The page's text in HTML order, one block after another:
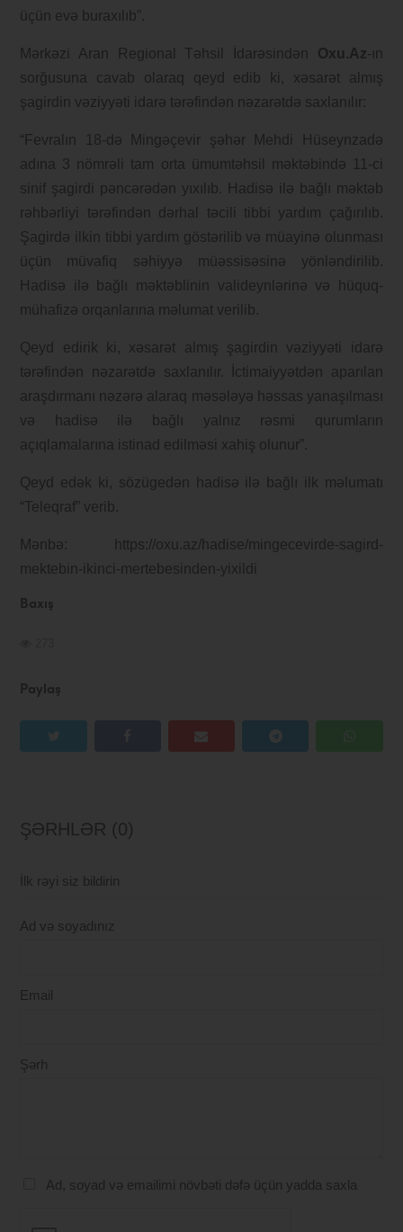
Baxış
Paylaş
üçün evə buraxılıb”.
Mərkəzi Aran Regional Təhsil İdarəsindən Oxu.Az-ın
sorğusuna cavab olaraq qeyd edib ki,
xəsarət almış
şagirdin vəziyyəti idarə tərəfindən nəzarətdə saxlanılır:
“Fevralın 18-də Mingəçevir şəhər Mehdi Hüseynzadə
adına 3 nömrəli tam orta ümumtəhsil məktəbində 11-ci
sinif şagirdi pəncərədən yıxılıb. Hadisə ilə bağlı məktəb
rəhbərliyi tərəfindən dərhal təcili tibbi yardım çağırılıb.
Şagirdə ilkin tibbi yardım göstərilib və müayinə olunması
üçün müvafiq səhiyyə müəssisəsinə yönləndirilib.
Hadisə ilə bağlı məktəblinin valideynlərinə və hüquq-
mühafizə orqanlarına məlumat verilib.
Qeyd edirik ki, xəsarət almış şagirdin vəziyyəti idarə
tərəfindən nəzarətdə saxlanılır. İctimaiyyətdən aparılan
araşdırmanı nəzərə alaraq məsələyə həssas yanaşılması
və hadisə ilə bağlı yalnız rəsmi qurumların
açıqlamalarına istinad edilməsi xahiş olunur”.
Qeyd edək ki, sözügedən hadisə ilə bağlı ilk məlumatı
“Teleqraf” verib.
Mənbə: https://oxu.az/hadise/mingecevirde-sagird-
mektebin-ikinci-mertebesinden-yixildi
ŞƏRHLƏR (0)
İlk rəyi siz bildirin
Ad və soyadınız
Email
Şərh
Ad, soyad və emailimi növbəti dəfə üçün yadda saxla